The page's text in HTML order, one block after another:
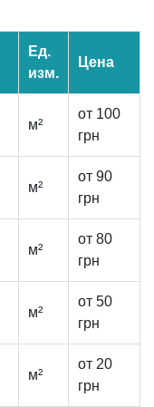
Ед.
изм.
Цена
м²
от 100
грн
м²
от 90
грн
м²
от 80
грн
м²
от 50
грн
м²
от 20
грн